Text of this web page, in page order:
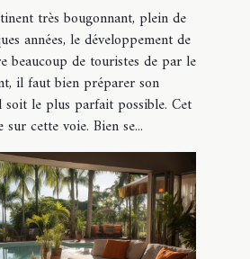
très bougonnant, plein de
années, le développement de
beaucoup de touristes de par le
il faut bien préparer son
soit le plus parfait possible. Cet
cette voie. Bien se...